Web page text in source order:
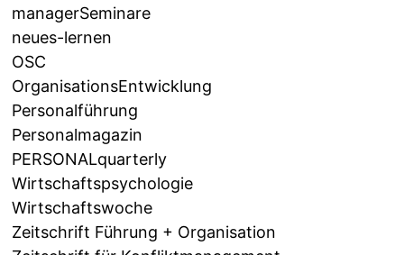
managerSeminare
neues-lernen
OSC
OrganisationsEntwicklung
Personalführung
Personalmagazin
PERSONALquarterly
Wirtschaftspsychologie
Wirtschaftswoche
Zeitschrift Führung + Organisation